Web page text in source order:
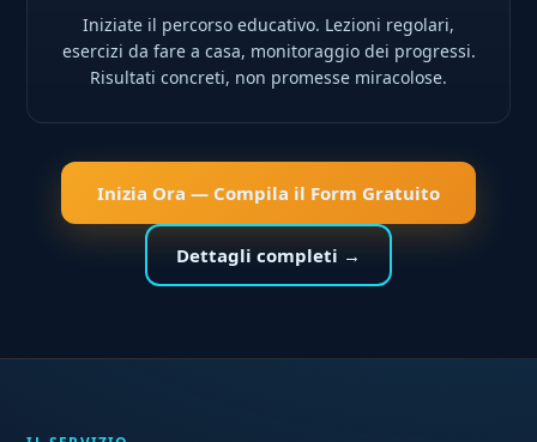
Iniziate il percorso educativo. Lezioni regolari,
esercizi da fare a casa, monitoraggio dei progressi.
Risultati concreti, non promesse miracolose.
Inizia Ora — Compila il Form Gratuito
Dettagli completi →